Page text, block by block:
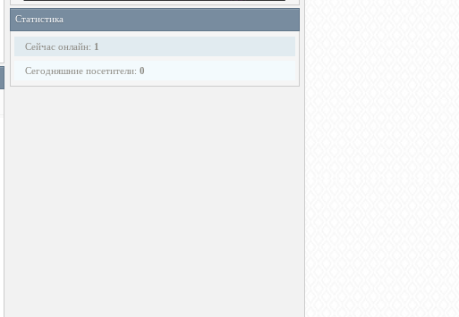
Статистика
Сейчас онлайн: 1
Сегодняшние посетители: 0